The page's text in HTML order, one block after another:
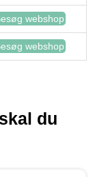
webshop
webshop
du